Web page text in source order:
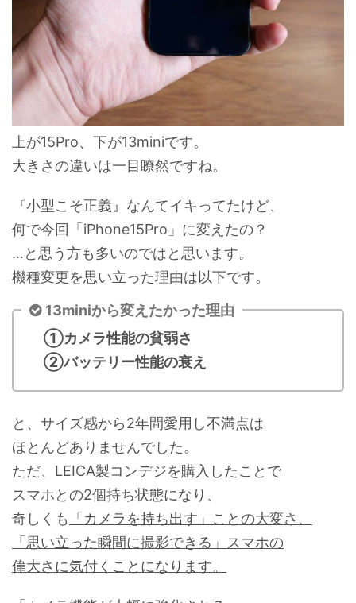
上が15Pro、下が13miniです。
大きさの違いは一目瞭然ですね。
『小型こそ正義』なんてイキってたけど、
何で今回「iPhone15Pro」に変えたの？
…と思う方も多いのではと思います。
機種変更を思い立った理由は以下です。
13miniから変えたかった理由
①カメラ性能の貧弱さ
②バッテリー性能の衰え
と、サイズ感から2年間愛用し不満点は
ほとんどありませんでした。
ただ、LEICA製コンデジを購入したことで
スマホとの2個持ち状態になり、
奇しくも
「カメラを持ち出す」ことの大変さ、
「思い立った瞬間に撮影できる」スマホの
偉大さに気付くことになります。